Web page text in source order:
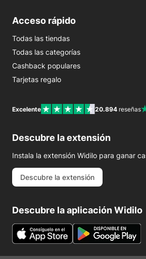
Acceso rápido
Todas las tiendas
Todas las categorías
Cashback populares
Tarjetas regalo
Excelente 20.894 reseñas
Descubre la extensión
Instala la extensión Widilo para ganar
Descubre la extensión
Descubre la aplicación Widilo